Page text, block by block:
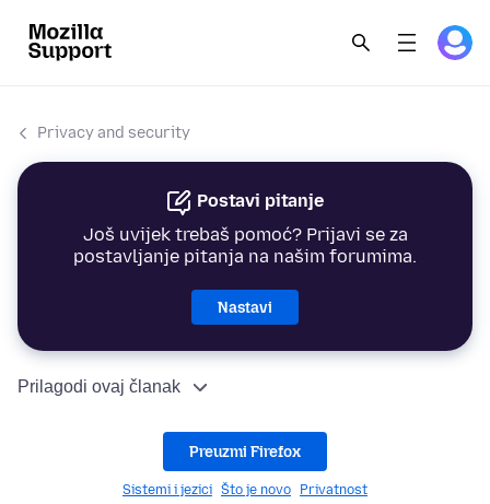
Privacy and security
Postavi pitanje
Još uvijek trebaš pomoć? Prijavi se za
postavljanje pitanja na našim forumima.
Nastavi
Prilagodi ovaj članak
Preuzmi Firefox
Sistemi i jezici Što je novo Privatnost